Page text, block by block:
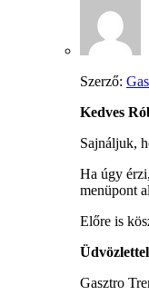
Szerző:
Kedves
Sajnáljuk,
Ha úgy
menüpont
Előre is
Gasztro